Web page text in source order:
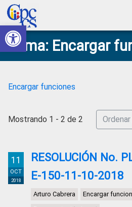
Abrir barra de
Skip
to
primary
navigation
Skip
to
main
content
Skip
to
primary
sidebar
Skip
to
footer
Consejo
de
Ciudadana
Control
Construyendo
Poder
Ciudadano
Tema: Encargar
Encargar funciones
Mostrando 1 - 2 de 2
11
OCT
2018
RESOLUCIÓN No.
E-150-11-10-2018
Arturo Cabrera Encargar